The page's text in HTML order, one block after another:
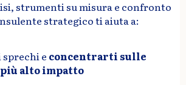
strumenti su misura e confronto
strategico ti aiuta a:
e concentrarti sulle
alto impatto